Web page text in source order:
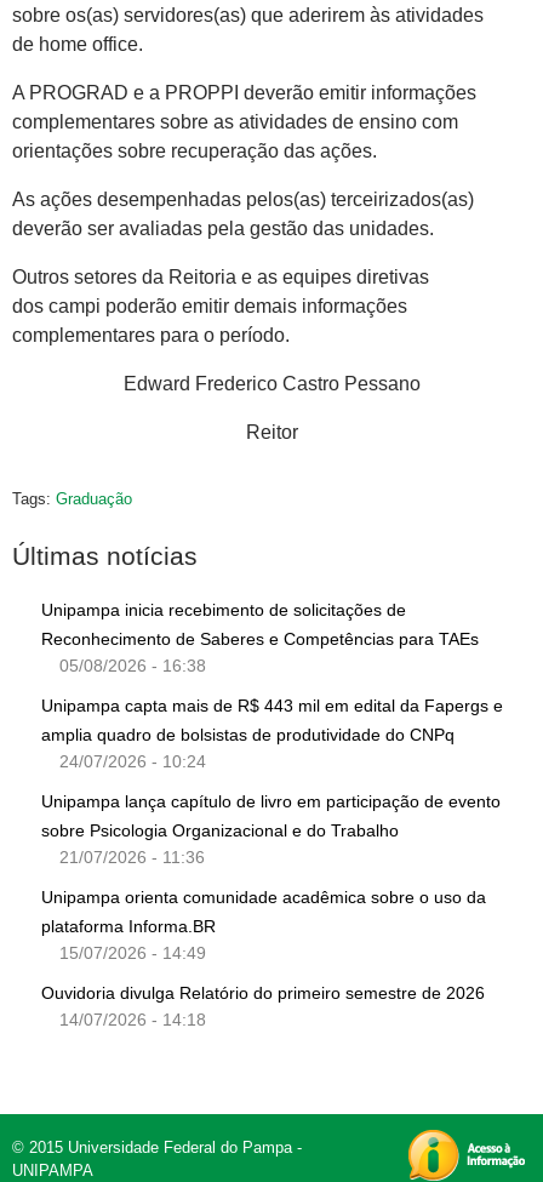
sobre os(as) servidores(as) que aderirem às atividades
de home office.
A PROGRAD e a PROPPI deverão emitir informações
complementares sobre as atividades de ensino com
orientações sobre recuperação das ações.
As ações desempenhadas pelos(as) terceirizados(as)
deverão ser avaliadas pela gestão das unidades.
Outros setores da Reitoria e as equipes diretivas
dos campi poderão emitir demais informações
complementares para o período.
Edward Frederico Castro Pessano
Reitor
Tags: Graduação
Últimas notícias
Unipampa inicia recebimento de solicitações de
Reconhecimento de Saberes e Competências para TAEs
05/08/2026 - 16:38
Unipampa capta mais de R$ 443 mil em edital da Fapergs e
amplia quadro de bolsistas de produtividade do CNPq
24/07/2026 - 10:24
Unipampa lança capítulo de livro em participação de evento
sobre Psicologia Organizacional e do Trabalho
21/07/2026 - 11:36
Unipampa orienta comunidade acadêmica sobre o uso da
plataforma Informa.BR
15/07/2026 - 14:49
Ouvidoria divulga Relatório do primeiro semestre de 2026
14/07/2026 - 14:18
© 2015 Universidade Federal do Pampa -
UNIPAMPA